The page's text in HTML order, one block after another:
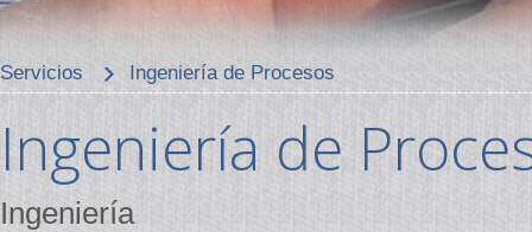
Servicios Ingeniería de Procesos
Ingeniería de
Ingeniería